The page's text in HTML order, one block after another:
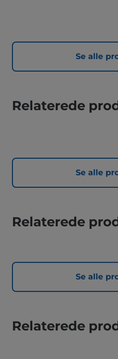
Se alle
Relaterede
Se alle
Relaterede
Se alle
Relaterede